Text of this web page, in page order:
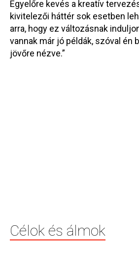
Egyelőre kevés a kreatív
kivitelezői háttér sok esetben
arra, hogy ez változásnak
vannak már jó példák, szóval én
jövőre nézve.”
Célok és álmok